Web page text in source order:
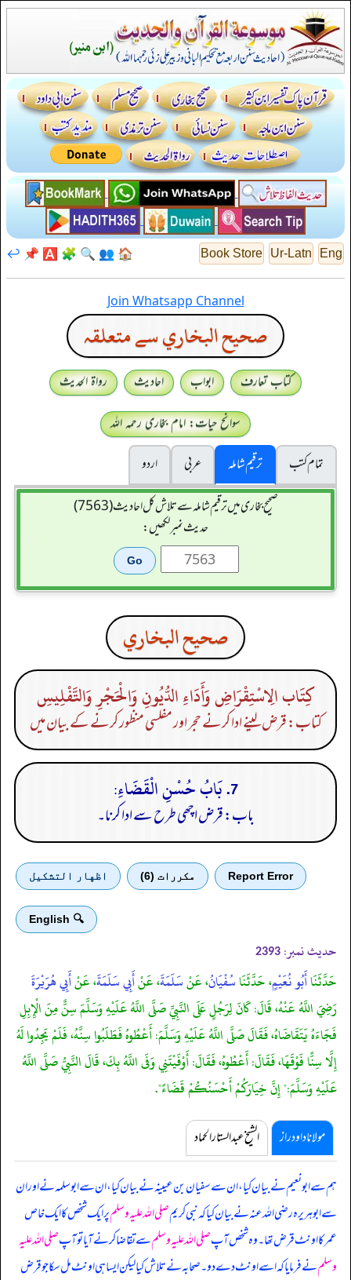
Eng
Ur-Latn
Book Store
🏠
👥
🔍
🧩
🅰️
📌
↩️
Join Whatsapp Channel
صحيح البخاري سے متعلقہ
کتاب تعارف ابواب احادیث
رواۃ الحدیث
سوانح حیات: امام بخاری رحمہ اللہ
تمام کتب
ترقیم شاملہ عربی
اردو
صحیح بخاری میں ترقیم شاملہ سے تلاش کل احادیث (7563)
حدیث نمبر لکھیں:
صحيح البخاري
كِتَاب الِاسْتِقْرَاضِ وَأَدَاءِ الدُّيُونِ وَالْحَجْرِ وَالتَّفْلِيسِ
کتاب: قرض لینے ادا کرنے حجر اور مفلسی منظور کرنے کے بیان میں
7. بَابُ حُسْنِ الْقَضَاءِ:
باب: قرض اچھی طرح سے ادا کرنا۔
Report Error مكررات (6) اظهار التشكيل
🔍 English
حدیث نمبر: 2393
حَدَّثَنَاأَبُو نُعَيْمٍ، حَدَّثَنَاسُفْيَانُ، عَنْسَلَمَةَ، عَنْأَبِي سَلَمَةَ، عَنْأَبِي هُرَيْرَةَ
رَضِيَ اللَّهُ عَنْهُ، قَالَ: كَانَ لِرَجُلٍ عَلَى النَّبِيِّ صَلَّى اللَّهُ عَلَيْهِ وَسَلَّمَ سِنٌّ مِنَ الْإِبِلِ
فَجَاءَهُ يَتَقَاضَاهُ، فَقَالَ صَلَّى اللَّهُ عَلَيْهِ وَسَلَّمَ: أَعْطُوهُ فَطَلَبُوا سِنَّهُ، فَلَمْ يَجِدُوا لَهُ
إِلَّا سِنًّا فَوْقَهَا، فَقَالَ: أَعْطُوهُ، فَقَالَ: أَوْفَيْتَنِي وَفَى اللَّهُ بِكَ، قَالَ النَّبِيُّ صَلَّى اللَّهُ
عَلَيْهِ وَسَلَّمَ:" إِنَّ خِيَارَكُمْ أَحْسَنُكُمْ قَضَاءً".
مولانا داود راز الشیخ عبدالستار الحماد
ہم سے ابونعیم نے بیان کیا، ان سے سفیان بن عیینہ نے بیان کیا، ان سے ابوسلمہ نے اور ان
سے ابوہریرہ رضی اللہ عنہ نے بیان کیا کہنبی کریمصلی اللہ علیہ وسلمپر ایک شخص کا ایک خاص
عمر کا اونٹ قرض تھا۔ وہ شخص آپصلی اللہ علیہ وسلمسے تقاضا کرنے آیا تو آپصلی اللہ علیہ
وسلمنے فرمایا کہ اسے اونٹ دے دو۔ صحابہ نے تلاش کیا لیکن ایسا ہی اونٹ مل سکا جو قرض